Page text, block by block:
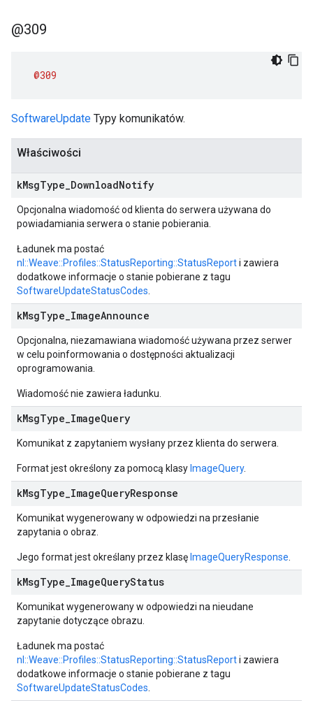
@309
@309
SoftwareUpdate Typy komunikatów.
Właściwości
kMsgType DownloadNotify
Opcjonalna wiadomość od klienta do serwera używana do
powiadamiania serwera o stanie pobierania.
Ładunek ma postać
nl::Weave::Profiles::StatusReporting::StatusReporti zawiera
dodatkowe informacje o stanie pobierane z tagu
SoftwareUpdateStatusCodes
kMsgType ImageAnnounce
Opcjonalna, niezamawiana wiadomość używana przez serwer
w celu poinformowania o dostępności aktualizacji
oprogramowania.
Wiadomość nie zawiera ładunku.
kMsgType ImageQuery
Komunikat z zapytaniem wysłany przez klienta do serwera.
Format jest określony za pomocą klasy ImageQuery.
kMsgType ImageQueryResponse
Komunikat wygenerowany w odpowiedzi na przesłanie
zapytania o obraz.
Jego format jest określany przez klasę ImageQueryResponse
kMsgType ImageQueryStatus
Komunikat wygenerowany w odpowiedzi na nieudane
zapytanie dotyczące obrazu.
Ładunek ma postać
nl::Weave::Profiles::StatusReporting::StatusReporti zawiera
dodatkowe informacje o stanie pobierane z tagu
SoftwareUpdateStatusCodes